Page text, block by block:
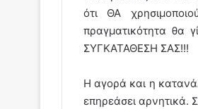
ότι ΘΑ
πραγματικότητα θα
ΣΥΓΚΑΤΑΘΕΣΗ ΣΑΣ!!!
Η αγορά και η
επηρεάσει αρνητικά.